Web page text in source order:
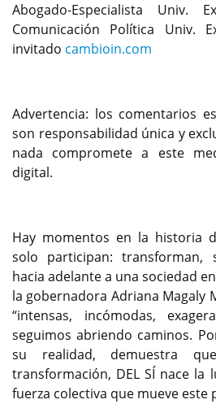
Abogado-Especialista Univ.
Comunicación Política Univ.
invitado cambioin.com
Advertencia: los comentarios
son responsabilidad única y
nada compromete a este
digital.
Hay momentos en la historia
solo participan: transforman,
hacia adelante a una sociedad
la gobernadora Adriana Magaly
“intensas, incómodas,
seguimos abriendo caminos.
su realidad, demuestra
transformación, DEL SÍ nace la
fuerza colectiva que mueve este